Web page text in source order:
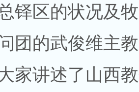
铎区的状况及
团的武俊维主
家讲述了山西